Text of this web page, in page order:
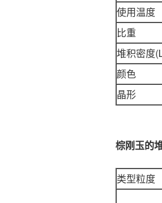
使用温度
比重
堆积密度
颜色
晶形
棕刚玉的
类型粒度